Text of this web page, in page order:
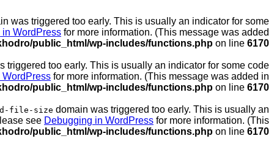
was triggered too early. This is usually an indicator for some
in WordPress for more information. (This message was added
public_html/wp-includes/functions.php on line 6170
triggered too early. This is usually an indicator for some code
for more information. (This message was added in
public_html/wp-includes/functions.php on line 6170
file-size domain was triggered too early. This is usually an
see Debugging in WordPress for more information. (This
public_html/wp-includes/functions.php on line 6170